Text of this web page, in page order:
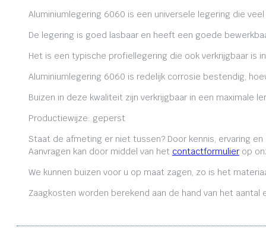
Aluminiumlegering 6060 is een universele legering die
De legering is goed lasbaar en heeft een goede
Het is een typische profiellegering die ook verkrijgbaar is
Aluminiumlegering 6060 is redelijk corrosie bestendig,
Buizen in deze kwaliteit zijn verkrijgbaar in een maximale
Productiewijze: geperst
Staat de afmeting er niet tussen? Door kennis, ervaring
Aanvragen kan door middel van het contactformulier op
We kunnen buizen voor u op maat zagen, zo is het
Zaagkosten worden berekend aan de hand van het